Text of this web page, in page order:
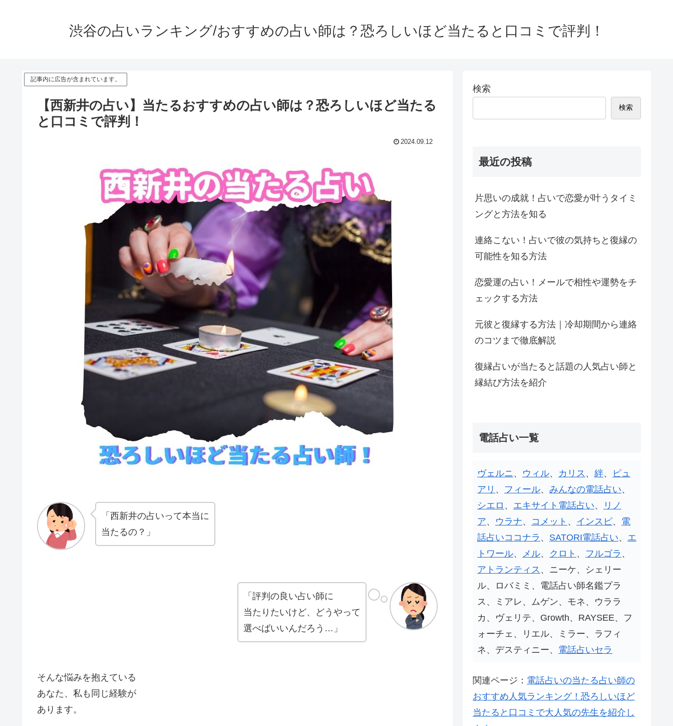
渋谷の占いランキング/おすすめの占い師は？恐ろしいほど当たると口コミで評判！
記事内に広告が含まれています。
【西新井の占い】当たるおすすめの占い師は？恐ろしいほど当たる
と口コミで評判！
2024.09.12
「西新井の占いって本当に
当たるの？」
「評判の良い占い師に
当たりたいけど、どうやって
選べばいいんだろう…」
そんな悩みを抱えている
あなた、私も同じ経験が
あります。
検索
検索
最近の投稿
片思いの成就！占いで恋愛が叶うタイミ
ングと方法を知る
連絡こない！占いで彼の気持ちと復縁の
可能性を知る方法
恋愛運の占い！メールで相性や運勢をチ
ェックする方法
元彼と復縁する方法｜冷却期間から連絡
のコツまで徹底解説
復縁占いが当たると話題の人気占い師と
縁結び方法を紹介
電話占い一覧
ヴェルニ 、 ウィル、 カリス 、 絆、
ピュ
アリ 、 フィール、 みんなの電話占い、
シエロ 、 エキサイト電話占い、
リノ
ア、 ウラナ、 コメット 、 インスピ、 電
話占いココナラ 、 SATORI電話占い、 エ
トワール、 メル、 クロト 、 フルゴラ 、
アトランティス 、ニーケ、シェリー
ル、ロバミミ、電話占い師名鑑プラ
ス、ミアレ、ムゲン、モネ、ウララ
カ、ヴェリテ、Growth、RAYSEE、フ
ォーチェ、リエル、ミラー、ラフィ
ネ、デスティニー、 電話占いセラ
関連ページ： 電話占いの当たる占い師の
おすすめ人気ランキング！恐ろしいほど
当たると口コミで大人気の先生を紹介し